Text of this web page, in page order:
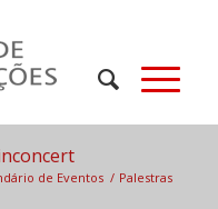
de Eventos / Palestras